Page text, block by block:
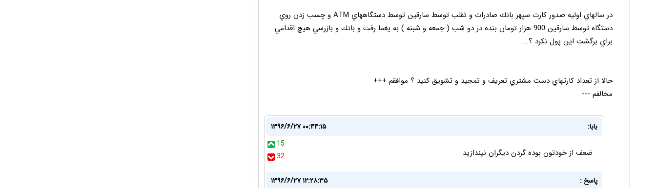
در سالهاي اوليه صدور كارت سپهر بانك صادرات و تقلب توسط سارقين توسط دستگاههاي ATM و چسب زدن روي
دستگاه توسط سارقين 900 هزار تومان بنده در دو شب ( جمعه و شبنه ) به يغما رفت و بانك و بازرسي هيچ اقدامي
براي برگشت اين پول نكرد ؟...
حالا از تعداد كارتهاي دست مشتري تعريف و تمجيد و تشويق كنيد ؟ موافقم +++
مخالفم ---
بابا:
۱۳۹۶/۶/۲۷ ۰۰:۴۴:۱۵
15
32
ضعف از خودتون بوده گردن دیگران نیندازید
پاسخ :
۱۳۹۶/۶/۲۷ ۱۲:۲۸:۳۵